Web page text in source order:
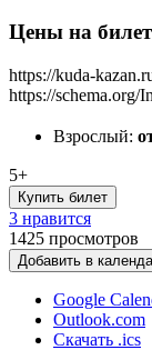
Цены на
https://kuda-
https://schema.org/
Взрослый:
5+
Купить билет
3 нравится
1425 просмотров
Добавить в
Google
Outlook.com
Скачать .ics